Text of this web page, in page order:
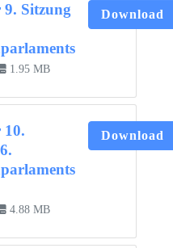
Sitzung
1.95 MB
Download
4.88 MB
Download